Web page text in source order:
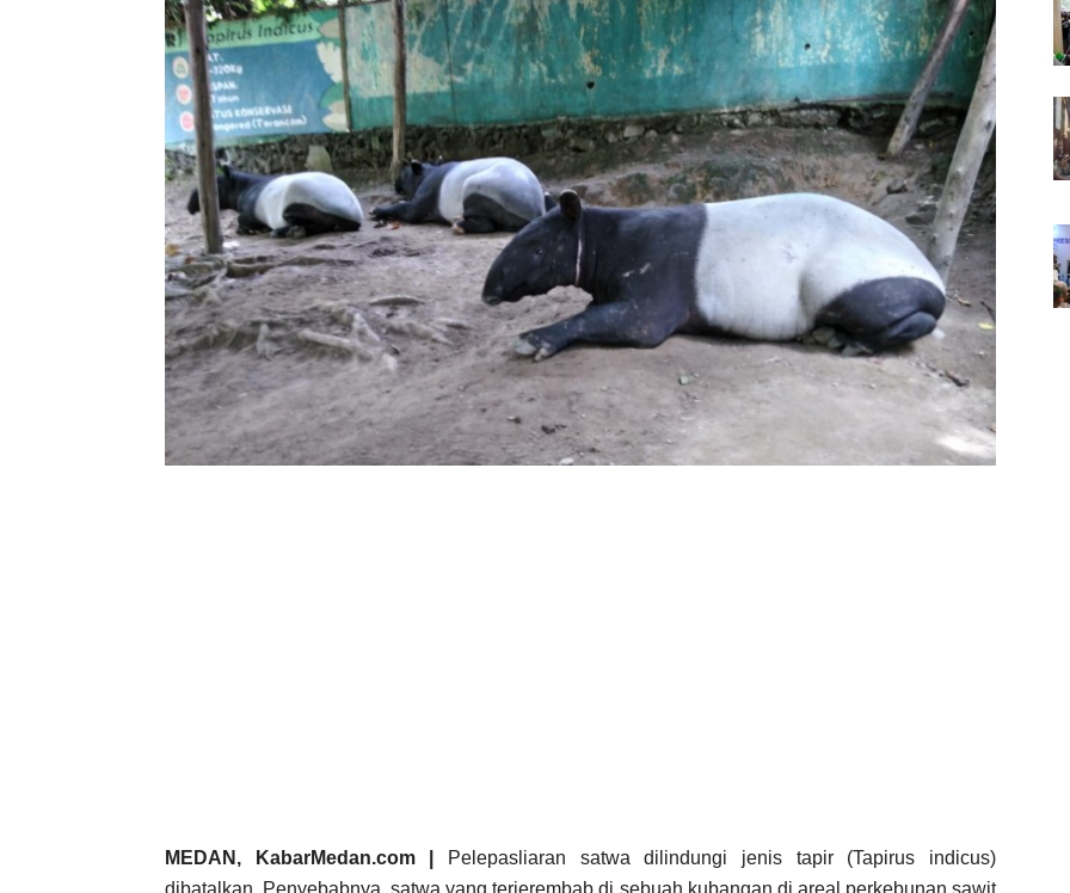
MEDAN, KabarMedan.com |
Pelepasliaran satwa dilindungi jenis tapir (Tapirus indicus)
dibatalkan. Penyebabnya, satwa yang terjerembab di sebuah kubangan di areal perkebunan sawit